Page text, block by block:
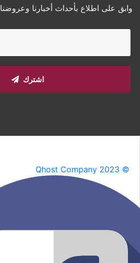
وابق على اطلاع بأحداث أخبارنا وعروضنا
اشترك
Qhost Company 2023 ©